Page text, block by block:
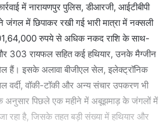
में नारायणपुर पुलिस, डीआरजी, आईटीबीपी
में छिपाकर रखी गई भारी मात्रा में नक्सली
रुपये से अधिक नकद राशि के साथ-
303 रायफल सहित कई हथियार, उनके मैग्जीन
हैं। इसके अलावा बीजीएल सेल, इलेक्ट्रॉनिक
वर्दी, वॉकी-टॉकी और अन्य संचार उपकरण भी
अनुसार पिछले एक महीने में अबूझमाड़ के जंगलों में
रहा है, जिसके तहत बड़ी संख्या में हथियार और